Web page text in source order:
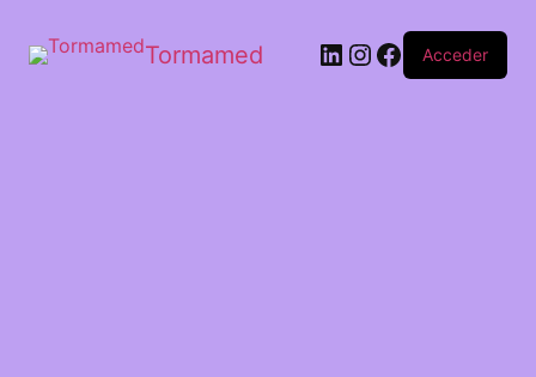
Tormamed Acceder